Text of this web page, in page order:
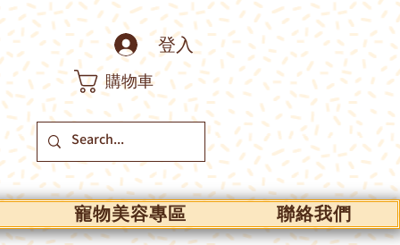
登入
購物車
寵物美容專區 聯絡我們